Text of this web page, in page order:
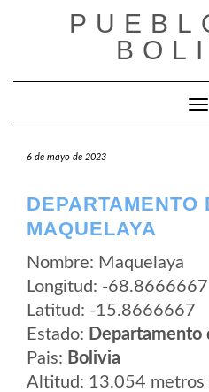
6 de mayo de 2023
DEPARTAMENTO
MAQUELAYA
Nombre: Maquelaya
Longitud: -68.8666667
Latitud: -15.8666667
Estado: Departamento
Pais: Bolivia
Altitud: 13.054 metros